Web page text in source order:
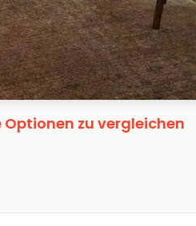
zu vergleichen